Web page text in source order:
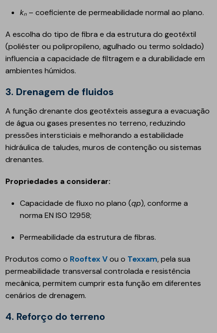
kₙ – coeficiente de permeabilidade normal ao plano.
A escolha do tipo de fibra e da estrutura do geotêxtil
(poliéster ou polipropileno, agulhado ou termo soldado)
influencia a capacidade de filtragem e a durabilidade em
ambientes húmidos.
3. Drenagem de fluidos
A função drenante dos geotêxteis assegura a evacuação
de água ou gases presentes no terreno, reduzindo
pressões intersticiais e melhorando a estabilidade
hidráulica de taludes, muros de contenção ou sistemas
drenantes.
Propriedades a considerar:
Capacidade de fluxo no plano (qp), conforme a
norma EN ISO 12958;
Permeabilidade da estrutura de fibras.
Produtos como o Rooftex Vou o Texxam, pela sua
permeabilidade transversal controlada e resistência
mecânica, permitem cumprir esta função em diferentes
cenários de drenagem.
4. Reforço do terreno